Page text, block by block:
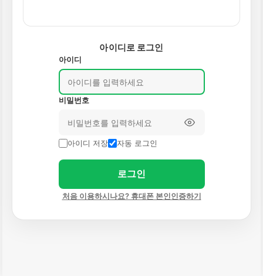
아이디로 로그인
아이디
비밀번호
아이디 저장 자동 로그인
로그인
처음 이용하시나요? 휴대폰 본인인증하기